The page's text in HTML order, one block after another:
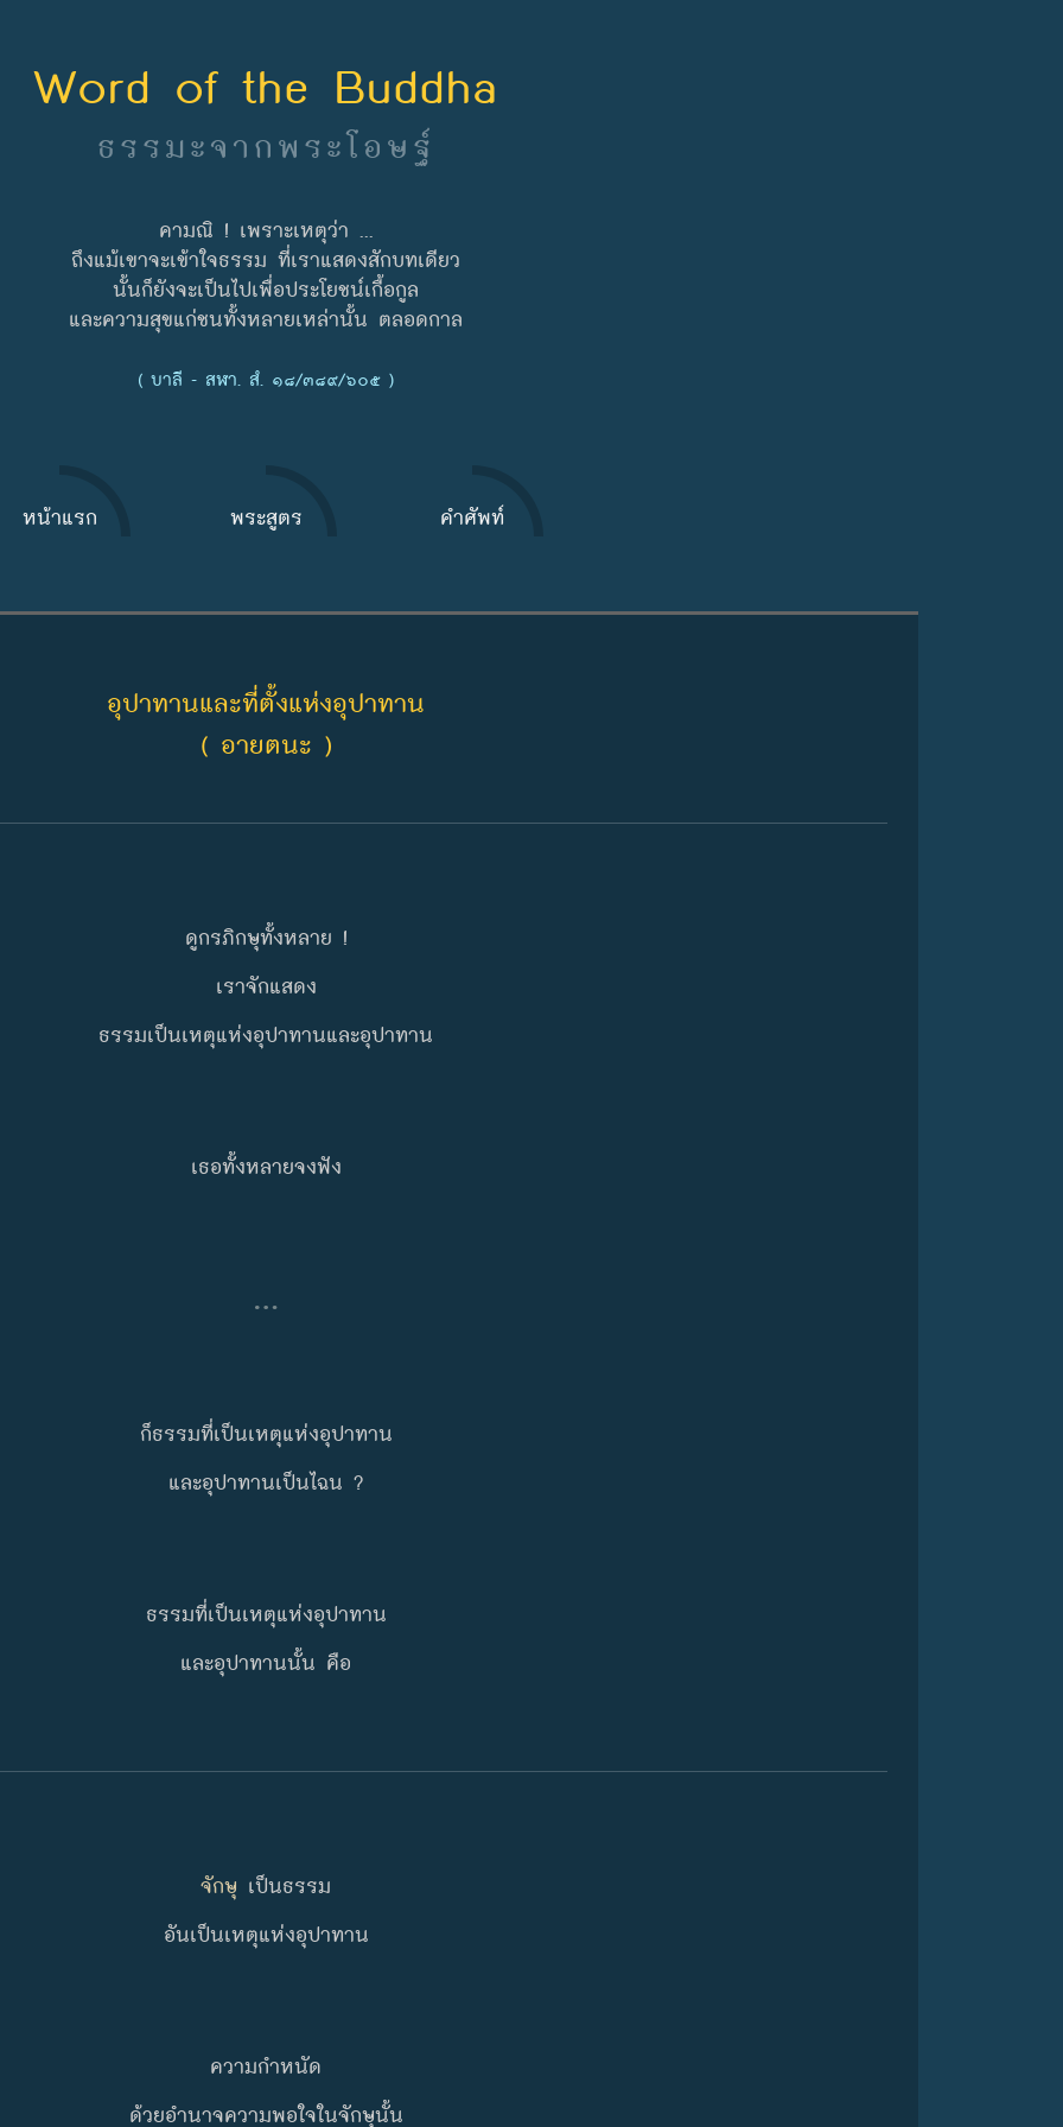
Word of the Buddha
ธรรมะจากพระโอษฐ์
คามณิ ! เพราะเหตุว่า ...
ถึงแม้เขาจะเข้าใจธรรม ที่เราแสดงสักบทเดียว
นั้นก็ยังจะเป็นไปเพื่อประโยชน์เกื้อกูล
และความสุขแก่ชนทั้งหลายเหล่านั้น ตลอดกาล
( บาลี - สฬา. สํ. ๑๘/๓๘๙/๖๐๕ )
หน้าแรก พระสูตร คำศัพท์
อุปาทานและที่ตั้งแห่งอุปาทาน
( อายตนะ )
ดูกรภิกษุทั้งหลาย !
เราจักแสดง
ธรรมเป็นเหตุแห่งอุปาทานและอุปาทาน
เธอทั้งหลายจงฟัง
…
ก็ธรรมที่เป็นเหตุแห่งอุปาทาน
และอุปาทานเป็นไฉน ?
ธรรมที่เป็นเหตุแห่งอุปาทาน
และอุปาทานนั้น คือ
จักษุ เป็นธรรม
อันเป็นเหตุแห่งอุปาทาน
ความกำหนัด
ด้วยอำนาจความพอใจในจักษุนั้น